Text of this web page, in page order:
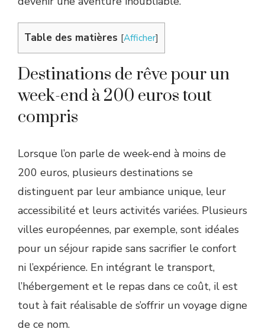
Table des matières [Afficher]
Destinations de rêve pour un
week-end à 200 euros tout
compris
Lorsque l’on parle de week-end à moins de
200 euros, plusieurs destinations se
distinguent par leur ambiance unique, leur
accessibilité et leurs activités variées. Plusieurs
villes européennes, par exemple, sont idéales
pour un séjour rapide sans sacrifier le confort
ni l’expérience. En intégrant le transport,
l’hébergement et le repas dans ce coût, il est
tout à fait réalisable de s’offrir un voyage digne
de ce nom.